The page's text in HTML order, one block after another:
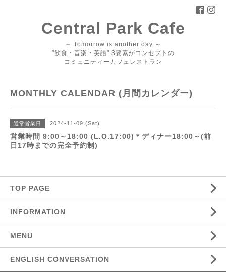
Central Park Cafe
～ Tomorrow is another day ～
"飲食・音楽・英語" 3要素がコンセプトの
コミュニティーカフェレストラン
MONTHLY CALENDAR (月間カレンダー)
通常営業日 2024-11-09 (Sat)
営業時間 9:00～18:00 (L.O.17:00)＊ディナー18:00～(前
日17時までの完全予約制)
TOP PAGE
INFORMATION
MENU
ENGLISH CONVERSATION